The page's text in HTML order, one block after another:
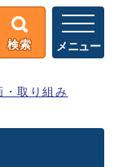
検索 メニュー
・取り組み